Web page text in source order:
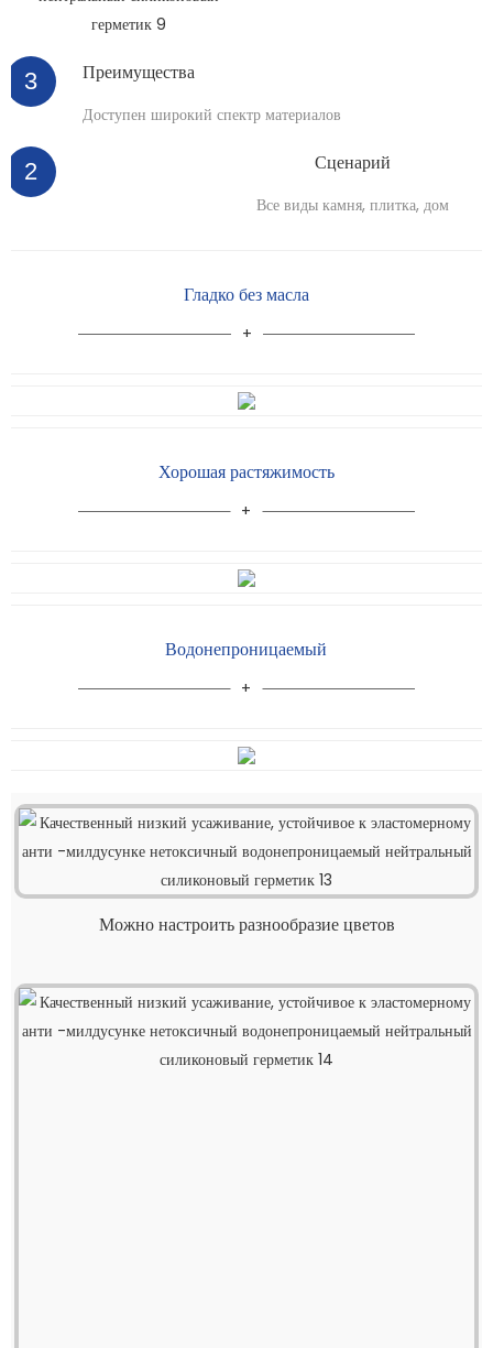
3 Преимущества
Доступен широкий спектр материалов
2 Сценарий
Все виды камня, плитка, дом
Гладко без масла
Водонепроницаемый
Хорошая растяжимость
Можно настроить разнообразие цветов